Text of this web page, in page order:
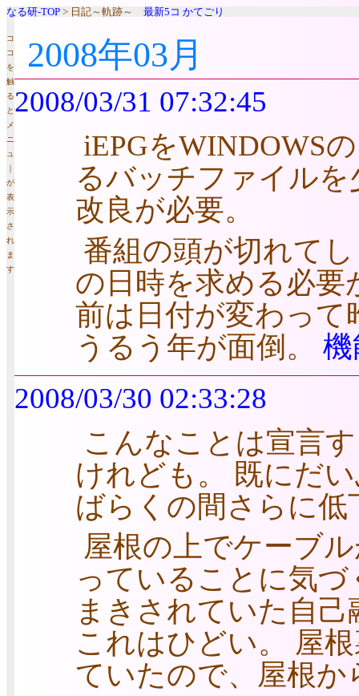
なる研-TOP > 日記～軌跡～ 最新5コ かてごり
コ
コ
を
触
る
と
メ
ニ
ュ
｜
が
表
示
さ
れ
ま
す
2008年03月
2008/03/31 07:32:45
iEPGをWINDOWS
るバッチファイルを
改良が必要。
番組の頭が切れて
の日時を求める必要
前は日付が変わって
うるう年が面倒。
2008/03/30 02:33:28
こんなことは宣言
けれども。 既にだ
ばらくの間さらに低
屋根の上でケーブ
っていることに気
まきされていた自
これはひどい。 屋
ていたので、屋根